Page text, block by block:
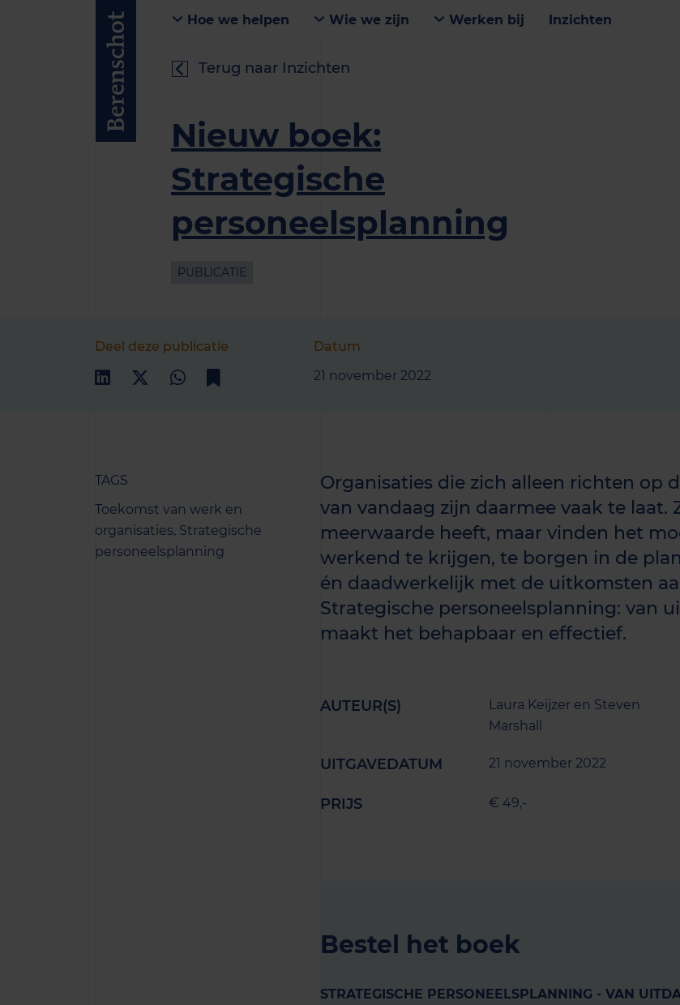
Hoe we helpen Wie we zijn Werken bij Inzichten
Terug naar Inzichten
Nieuw boek:
Strategische
personeelsplanning
PUBLICATIE
Deel deze publicatie
Datum
21 november 2022
TAGS
Toekomst van werk en
organisaties, Strategische
personeelsplanning
Organisaties die zich alleen richten op
van vandaag zijn daarmee vaak te laat.
meerwaarde heeft, maar vinden het
werkend te krijgen, te borgen in de
én daadwerkelijk met de uitkomsten
Strategische personeelsplanning: van
maakt het behapbaar en effectief.
AUTEUR(S)
Laura Keijzer en Steven
Marshall
UITGAVEDATUM 21 november 2022
PRIJS € 49,-
Bestel het boek
STRATEGISCHE PERSONEELSPLANNING - VAN